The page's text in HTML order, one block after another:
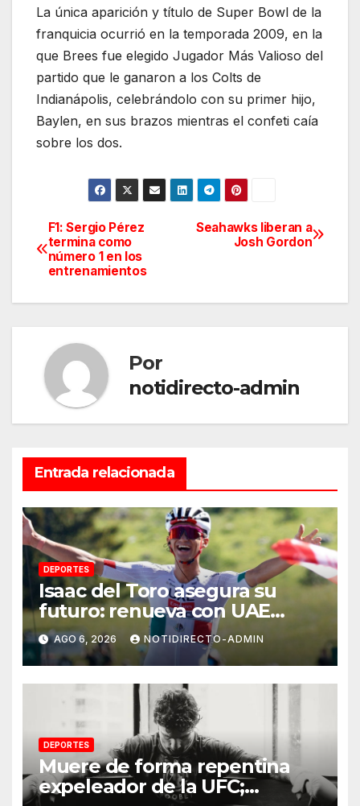
La única aparición y título de Super Bowl de la
franquicia ocurrió en la temporada 2009, en la
que Brees fue elegido Jugador Más Valioso del
partido que le ganaron a los Colts de
Indianápolis, celebrándolo con su primer hijo,
Baylen, en sus brazos mientras el confeti caía
sobre los dos.
Navegación
de
entradas
Seahawks liberan a
Josh Gordon
F1: Sergio Pérez
termina como
número 1 en los
entrenamientos
Por
notidirecto-admin
Entrada relacionada
DEPORTES
Isaac del Toro asegura su
futuro: renueva con UAE
Team Emirates hasta 2031
AGO 6, 2026 NOTIDIRECTO-ADMIN
DEPORTES
Muere de forma repentina
expeleador de la UFC;